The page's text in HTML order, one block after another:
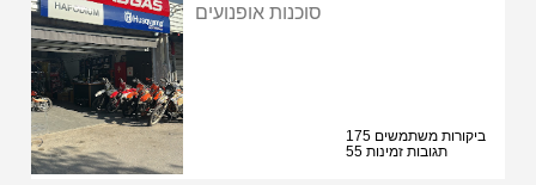
סוכנות אופנועים
175 ביקורות משתמשים
55 תגובות זמינות